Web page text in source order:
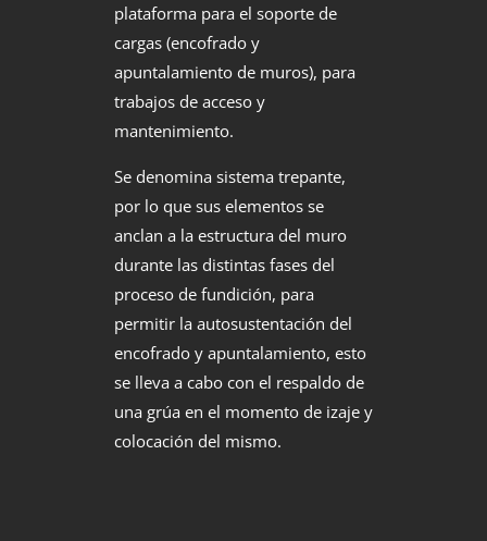
plataforma para el soporte de
cargas (encofrado y
apuntalamiento de muros), para
trabajos de acceso y
mantenimiento.
Se denomina sistema trepante,
por lo que sus elementos se
anclan a la estructura del muro
durante las distintas fases del
proceso de fundición, para
permitir la autosustentación del
encofrado y apuntalamiento, esto
se lleva a cabo con el respaldo de
una grúa en el momento de izaje y
colocación del mismo.